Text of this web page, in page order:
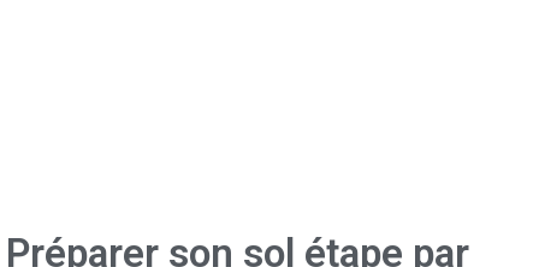
Préparer son sol étape par